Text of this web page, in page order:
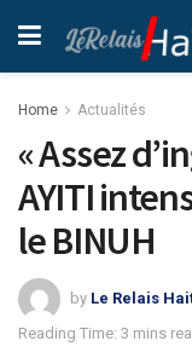
Home Actualités
« Assez
AYITI
le BINUH
by Le Relais
Reading Time: 3 mins